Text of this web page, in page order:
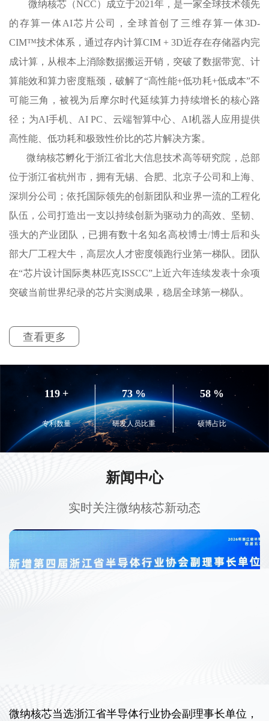
微纳核芯（NCC）成立于2021年，是一家全球技术领先
的存算一体AI芯片公司，全球首创了三维存算一体3D-
CIM™技术体系，通过存内计算CIM + 3D近存在存储器内完
成计算，从根本上消除数据搬运开销，突破了数据带宽、计
算能效和算力密度瓶颈，破解了“高性能+低功耗+低成本”不
可能三角，被视为后摩尔时代延续算力持续增长的核心路
径；为AI手机、AI PC、云端智算中心、AI机器人应用提供
高性能、低功耗和极致性价比的芯片解决方案。
微纳核芯孵化于浙江省北大信息技术高等研究院，总部
位于浙江省杭州市，拥有无锡、合肥、北京子公司和上海、
深圳分公司；依托国际领先的创新团队和业界一流的工程化
队伍，公司打造出一支以持续创新为驱动力的高效、坚韧、
强大的产业团队，已拥有数十名知名高校博士/博士后和头
部大厂工程大牛，高层次人才密度领跑行业第一梯队。团队
在“芯片设计国际奥林匹克ISSCC”上近六年连续发表十余项
突破当前世界纪录的芯片实测成果，稳居全球第一梯队。
查看更多
120 +
专利数量
74 %
研发人员比重
58 %
硕博占比
新闻中心
实时关注微纳核芯新动态
微纳核芯当选浙江省半导体行业协会副理事长单位，